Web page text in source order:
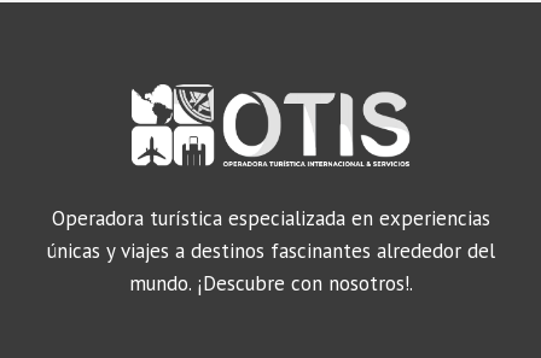
Operadora turística especializada en experiencias
únicas y viajes a destinos fascinantes alrededor del
mundo. ¡Descubre con nosotros!.